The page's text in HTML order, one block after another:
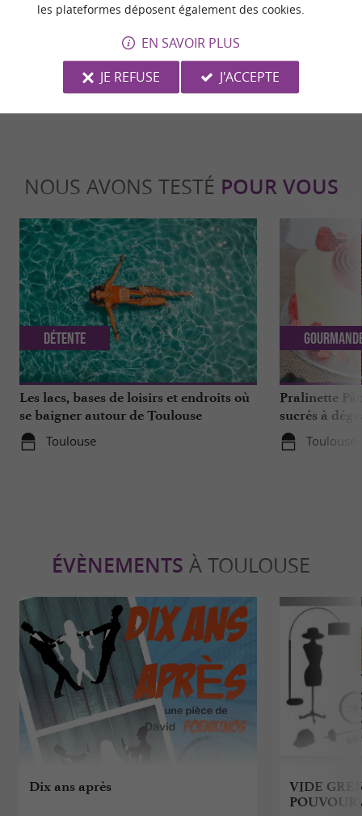
dernière mise à jour :11/05/2026 à 12:11:01
Source :Evènement proposé par un internaute
NOUS AVONS TESTÉ POUR VOUS
Les lacs, bases de loisirs et endroits où
se baigner autour de Toulouse
Toulouse
Détente
Pralinette
sucrés à
de Toulouse
Toulouse
ÉVÈNEMENTS À TOULOUSE
Dix ans après
VIDE
les plateformes déposent également des cookies.
EN SAVOIR PLUS
JE REFUSE
J'ACCEPTE